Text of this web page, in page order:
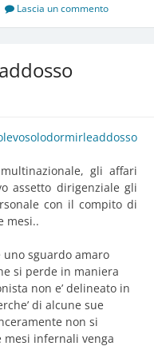
Lascia un commento
gli affari
assetto dirigenziale gli
con il compito di
mesi..
sguardo amaro
si perde in maniera
non e’ delineato in
di alcune sue
non si
mesi infernali venga